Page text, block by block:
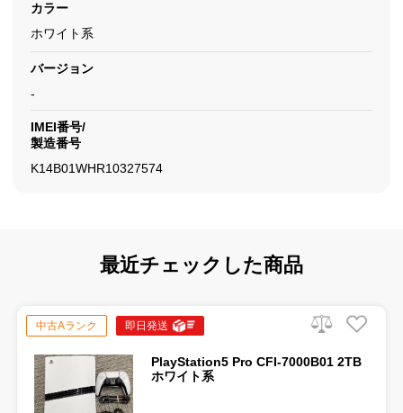
カラー
ホワイト系
バージョン
-
IMEI番号/
製造番号
K14B01WHR10327574
最近チェックした商品
中古Aランク 即日発送
PlayStation5 Pro CFI-7000B01 2TB
ホワイト系